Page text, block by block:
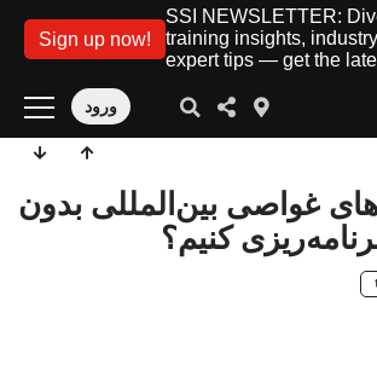
SSI NEWSLETTER:
training insights,
expert tips — get the
Sign up now!
ورود
غواصی بین‌المللی بدون
کنیم؟